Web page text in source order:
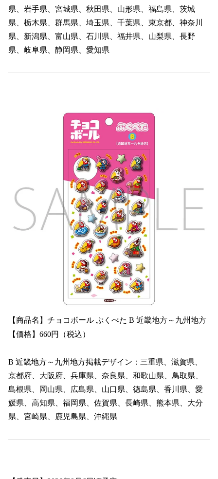
県、岩手県、宮城県、秋田県、山形県、福島県、茨城
県、栃木県、群馬県、埼玉県、千葉県、東京都、神奈川
県、新潟県、富山県、石川県、福井県、山梨県、長野
県、岐阜県、静岡県、愛知県
【商品名】チョコボール ぷくぺた B 近畿地方～九州地方
【価格】660円（税込）
B 近畿地方～九州地方掲載デザイン：三重県、滋賀県、
京都府、大阪府、兵庫県、奈良県、和歌山県、鳥取県、
島根県、岡山県、広島県、山口県、徳島県、香川県、愛
媛県、高知県、福岡県、佐賀県、長崎県、熊本県、大分
県、宮崎県、鹿児島県、沖縄県